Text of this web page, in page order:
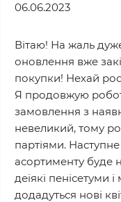
06.06.2023
Вітаю! На жаль
оновлення вже
покупки! Нехай
Я продовжую
замовлення з
невеликий, тому
партіями.
асортименту буде
деіякі пенісетуми
додадуться нові